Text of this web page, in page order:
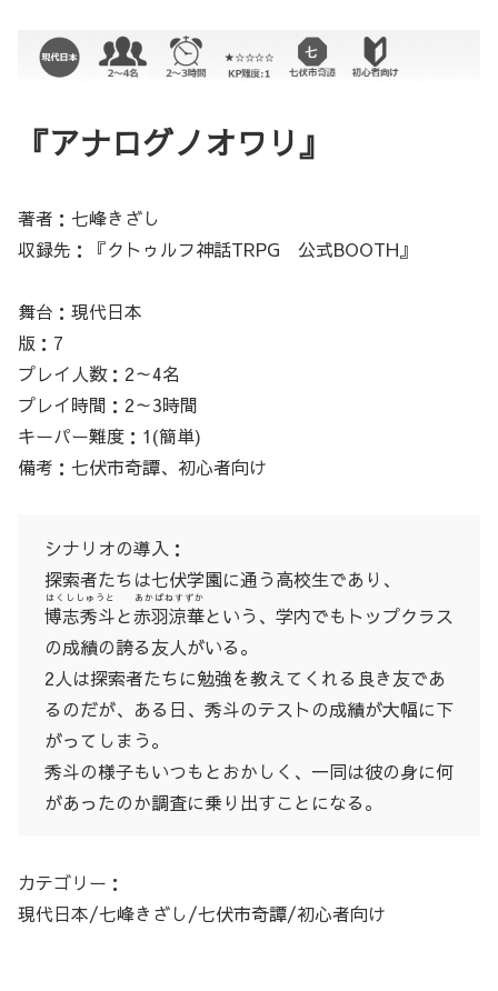
『アナログノオワリ』
著者：七峰きざし
収録先：『クトゥルフ神話TRPG 公式BOOTH』
舞台：現代日本
版：7
プレイ人数：2～4名
プレイ時間：2～3時間
キーパー難度：1(簡単)
備考：七伏市奇譚、初心者向け
シナリオの導入：
探索者たちは七伏学園に通う高校生であり、
博志秀斗
はくししゅうと
と赤羽涼華
あかばねすずか
という、学内でもトップクラス
の成績の誇る友人がいる。
2人は探索者たちに勉強を教えてくれる良き友であ
るのだが、ある日、秀斗のテストの成績が大幅に下
がってしまう。
秀斗の様子もいつもとおかしく、一同は彼の身に何
があったのか調査に乗り出すことになる。
カテゴリー：
現代日本/七峰きざし/七伏市奇譚/初心者向け